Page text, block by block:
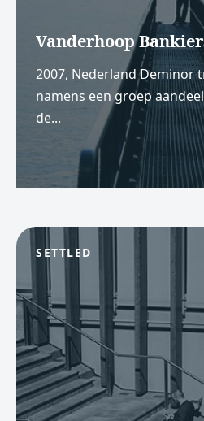
Vanderhoop
2007, Nederland Deminor
namens een groep
de...
SETTLED